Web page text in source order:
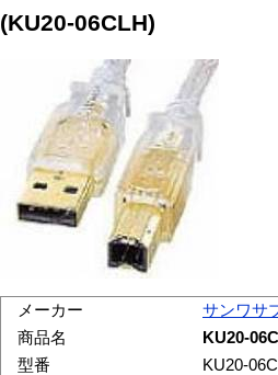
(KU20-06CLH)
メーカー
サンワサ
商品名
KU20-
型番
KU20-